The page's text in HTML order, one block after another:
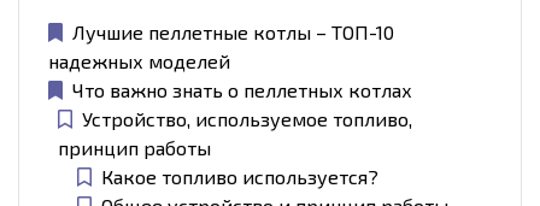
Лучшие пеллетные котлы – ТОП-10
надежных моделей
Что важно знать о пеллетных котлах
Устройство, используемое топливо,
принцип работы
Какое топливо используется?